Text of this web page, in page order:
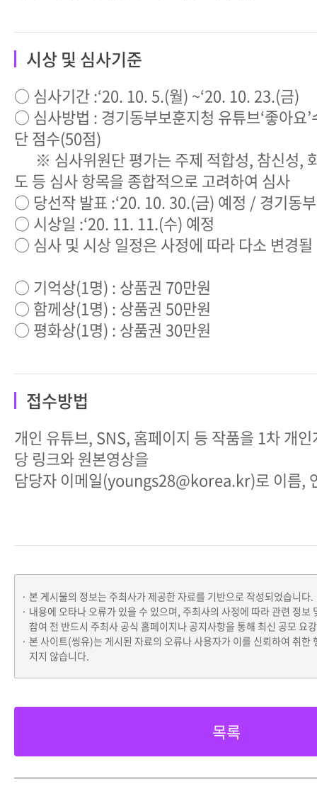
시상 및 심사기준
○ 심사기간 :‘20. 10. 5.(월) ~‘20. 10. 23.(금)
○ 심사방법 : 경기동부보훈지청 유튜브‘좋아요
단 점수(50점)
※ 심사위원단 평가는 주제 적합성, 참신성,
도 등 심사 항목을 종합적으로 고려하여 심사
○ 당선작 발표 :‘20. 10. 30.(금) 예정 / 경기동
○ 시상일 :‘20. 11. 11.(수) 예정
○ 심사 및 시상 일정은 사정에 따라 다소 변경될
○ 기억상(1명) : 상품권 70만원
○ 함께상(1명) : 상품권 50만원
○ 평화상(1명) : 상품권 30만원
접수방법
개인 유튜브, SNS, 홈페이지 등 작품을 1차 개
당 링크와 원본영상을
담당자 이메일(youngs28@korea.kr)로 이름,
본 게시물의 정보는 주최사가 제공한 자료를 기반으로 작성되었습니다.
내용에 오타나 오류가 있을 수 있으며, 주최사의 사정에 따라 관련 정보
참여 전 반드시 주최사 공식 홈페이지나 공지사항을 통해 최신 공모 요
본 사이트(씽유)는 게시된 자료의 오류나 사용자가 이를 신뢰하여 취한
지지 않습니다.
목록